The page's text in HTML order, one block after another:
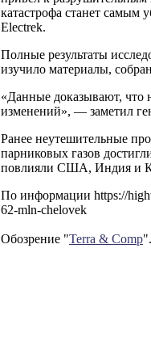
катастрофа станет
Electrek.
Полные результаты
изучило материалы,
«Данные доказывают, что
изменений», — заметил
Ранее неутешительные
парниковых газов
повлияли США, Индия и
По информации https://
62-mln-chelovek
Обозрение "Terra & Comp".